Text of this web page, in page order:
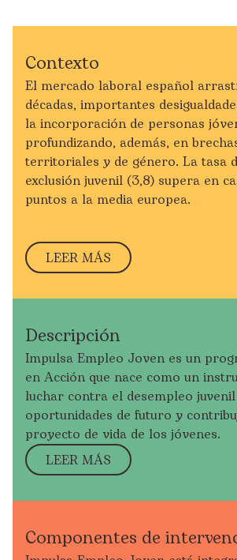
Contexto
El mercado laboral español
décadas, importantes
la incorporación de personas
profundizando, además, en
territoriales y de género. La tasa
exclusión juvenil (3,8) supera en
puntos a la media europea.
LEER MÁS
Descripción
Impulsa Empleo Joven es un
en Acción que nace como un
luchar contra el desempleo
oportunidades de futuro y
proyecto de vida de los jóvenes.
LEER MÁS
Componentes de